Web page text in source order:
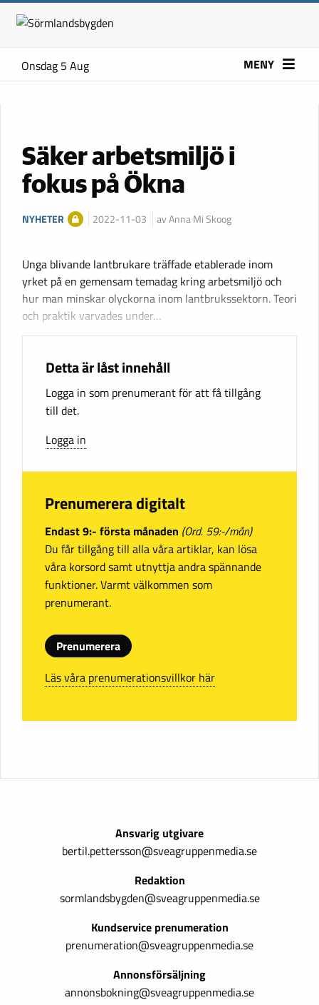
Onsdag 5 Aug MENY
Säker arbetsmiljö i
fokus på Ökna
NYHETER 2022-11-03 av Anna Mi Skoog
Unga blivande lantbrukare träffade etablerade inom
yrket på en gemensam temadag kring arbetsmiljö och
hur man minskar olyckorna inom lantbrukssektorn. Teori
och praktik varvades under…
Detta är låst innehåll
Logga in som prenumerant för att få tillgång
till det.
Logga in
Prenumerera digitalt
Endast 9:- första månaden (Ord. 59:-/mån)
Du får tillgång till alla våra artiklar, kan lösa
våra korsord samt utnyttja andra spännande
funktioner. Varmt välkommen som
prenumerant.
Prenumerera
Läs våra prenumerationsvillkor här
Ansvarig utgivare
bertil.pettersson@sveagruppenmedia.se
Redaktion
sormlandsbygden@sveagruppenmedia.se
Kundservice prenumeration
prenumeration@sveagruppenmedia.se
Annonsförsäljning
annonsbokning@sveagruppenmedia.se